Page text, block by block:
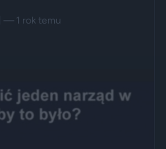
— 1 rok temu